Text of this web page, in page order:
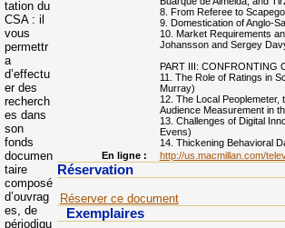
8. From Referee to
9. Domestication of Anglo-
10. Market Requirements
Johansson and Sergey
PART III: CONFRONTING
11. The Role of Ratings in
Murray)
12. The Local Peoplemeter,
Audience Measurement in
13. Challenges of Digital
Evens)
14. Thickening Behavioral
En ligne :
http://us.macmillan.com/
Réservation
Réserver ce document
Exemplaires
tation du
CSA : il
vous
permettr
a
d’effectu
er des
recherch
es dans
son
fonds
documen
taire
composé
d’ouvrag
es, de
périodiqu